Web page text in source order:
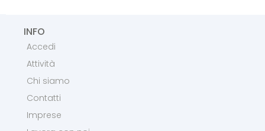
INFO
Accedi
Attività
Chi siamo
Contatti
Imprese